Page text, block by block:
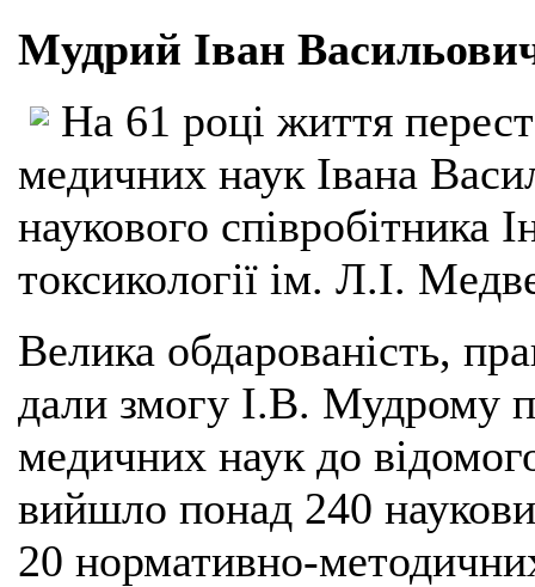
Мудрий Іван
На 61 році життя
медичних наук Івана
наукового співробітника
токсикології ім. Л.І.
Велика обдарованість,
дали змогу І.В. Мудрому
медичних наук до
вийшло понад 240
20 нормативно-